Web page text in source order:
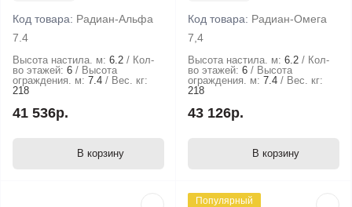
Код товара: Радиан-Альфа
7.4
Высота настила. м: 6.2
Кол-
во этажей: 6
Высота
ограждения. м: 7.4
Вес. кг:
218
41 536р.
В корзину
Код товара: Радиан-Омега
7,4
Высота настила. м: 6.2
Кол-
во этажей: 6
Высота
ограждения. м: 7.4
Вес. кг:
218
43 126р.
В корзину
Популярный